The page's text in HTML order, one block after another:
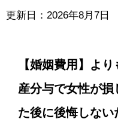
更新日：2026年8月7日
【婚姻費用】よ
産分与で女性が
た後に後悔しない